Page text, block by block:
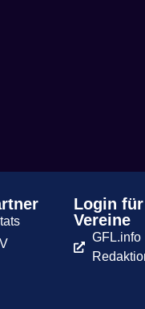
Login für
Vereine
GFL.info